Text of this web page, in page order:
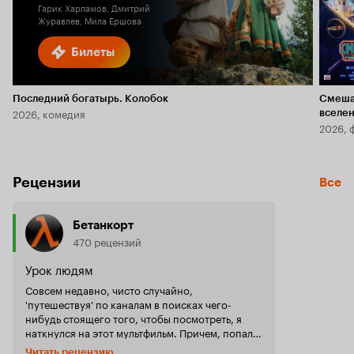
Билеты
Гарик Харламов, Дмитрий
Журавлев, Мила Ершова
Последний богатырь. Колобок
2026, комедия
2026,
Рецензии Все
Бетанкорт
470 рецензий
Урок людям
Совсем недавно, чисто случайно,
'путешествуя' по каналам в поисках чего-
нибудь стоящего того, чтобы посмотреть, я
наткнулся на этот мультфильм. Причем, попал в
самое его начало, когда ничего особого не